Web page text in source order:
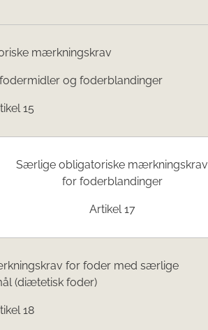
mærkningskrav
og foderblandinger
15
Særlige obligatoriske mærkningskrav
for foderblandinger
Artikel 17
for foder med særlige
(diætetisk foder)
18